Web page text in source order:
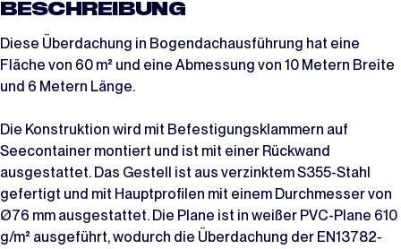
BESCHREIBUNG
Diese Überdachung in Bogendachausführung hat eine
Fläche von 60 m² und eine Abmessung von 10 Metern Breite
und 6 Metern Länge.
Die Konstruktion wird mit Befestigungsklammern auf
Seecontainer montiert und ist mit einer Rückwand
ausgestattet. Das Gestell ist aus verzinktem S355-Stahl
gefertigt und mit Hauptprofilen mit einem Durchmesser von
Ø76 mm ausgestattet. Die Plane ist in weißer PVC-Plane 610
g/m² ausgeführt, wodurch die Überdachung der EN13782-